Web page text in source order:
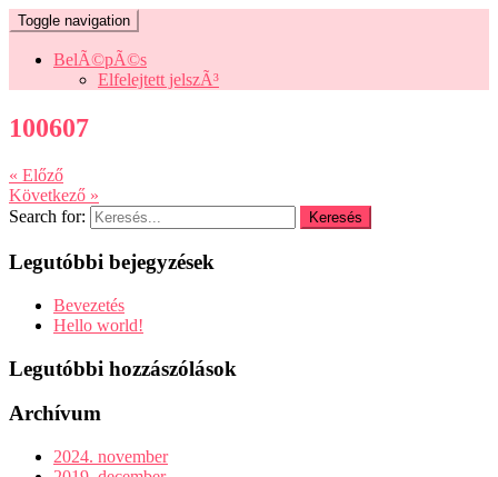
Toggle navigation
BelÃ©pÃ©s
Elfelejtett jelszÃ³
100607
« Előző
Következő »
Search for:
Legutóbbi bejegyzések
Bevezetés
Hello world!
Legutóbbi hozzászólások
Archívum
2024. november